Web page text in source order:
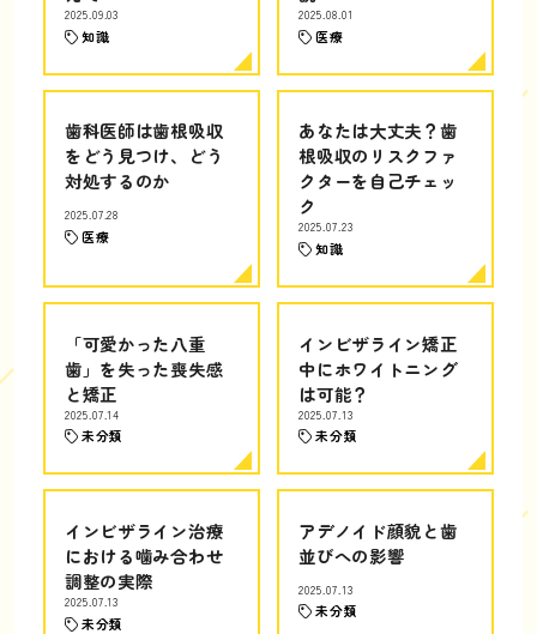
2025.09.03
知識
2025.08.01
医療
歯科医師は歯根吸収
をどう見つけ、どう
対処するのか
2025.07.28
医療
あなたは大丈夫？歯
根吸収のリスクファ
クターを自己チェッ
ク
2025.07.23
知識
「可愛かった八重
歯」を失った喪失感
と矯正
2025.07.14
未分類
インビザライン矯正
中にホワイトニング
は可能？
2025.07.13
未分類
インビザライン治療
における噛み合わせ
調整の実際
2025.07.13
未分類
アデノイド顔貌と歯
並びへの影響
2025.07.13
未分類